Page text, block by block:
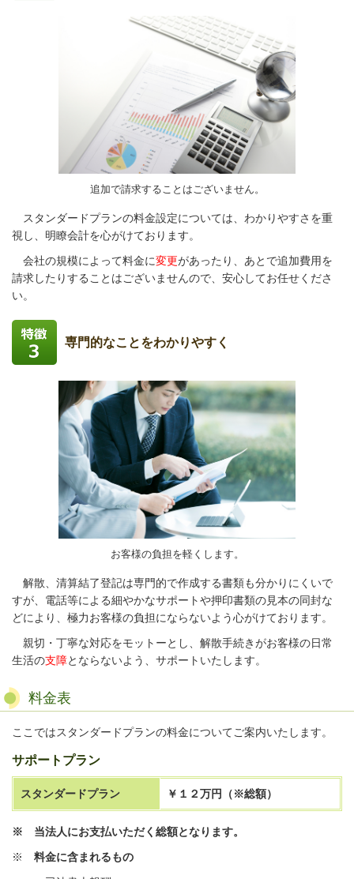
追加で請求することはございません。
スタンダードプランの料金設定については、わかりやすさを重
視し、明瞭会計を心がけております。
会社の規模によって料金に変更があったり、あとで追加費用を
請求したりすることはございませんので、安心してお任せくださ
い。
専門的なことをわかりやすく
お客様の負担を軽くします。
解散、清算結了登記は専門的で作成する書類も分かりにくいで
すが、電話等による細やかなサポートや押印書類の見本の同封な
どにより、極力お客様の負担にならないよう心がけております。
親切・丁寧な対応をモットーとし、解散手続きがお客様の日常
生活の支障とならないよう、サポートいたします。
料金表
ここではスタンダードプランの料金についてご案内いたします。
サポートプラン
スタンダードプラン ￥１２万円（※総額）
※ 当法人にお支払いただく総額となります。
※ 料金に含まれるもの